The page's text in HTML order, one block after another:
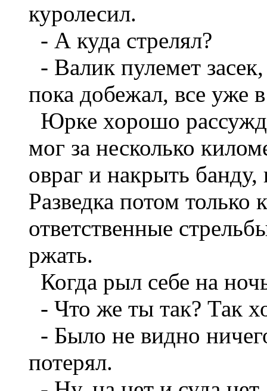
куролесил.
- А куда стрелял?
- Валик пулемет
пока добежал, все уже
Юрке хорошо
мог за несколько
овраг и накрыть
Разведка потом только
ответственные
ржать.
Когда рыл себе на
- Что же ты так? Так
- Было не видно
потерял.